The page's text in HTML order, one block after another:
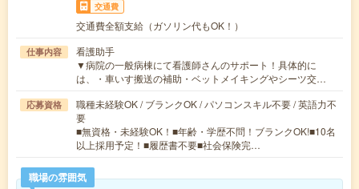
交通費
交通費全額支給（ガソリン代もOK！）
仕事内容
看護助手
▼病院の一般病棟にて看護師さんのサポート！具体的に
は、・車いす搬送の補助・ベットメイキングやシーツ交…
応募資格
職種未経験OK / ブランクOK / パソコンスキル不要 / 英語力不
要
■無資格・未経験OK！■年齢・学歴不問！ブランクOK!■10名
以上採用予定！■履歴書不要■社会保険完…
職場の雰囲気